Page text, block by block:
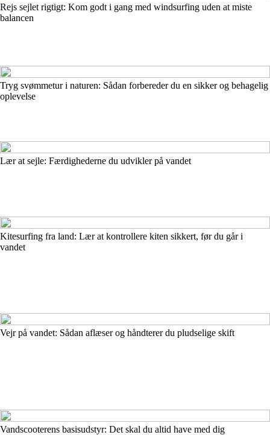
Rejs sejlet rigtigt: Kom godt i gang med windsurfing uden at miste
balancen
Tryg svømmetur i naturen: Sådan forbereder du en sikker og behagelig
oplevelse
Lær at sejle: Færdighederne du udvikler på vandet
Kitesurfing fra land: Lær at kontrollere kiten sikkert, før du går i
vandet
Vejr på vandet: Sådan aflæser og håndterer du pludselige skift
Vandscooterens basisudstyr: Det skal du altid have med dig